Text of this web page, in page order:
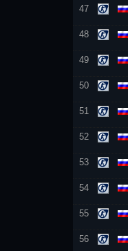
47
48
49
50
51
52
53
54
55
56